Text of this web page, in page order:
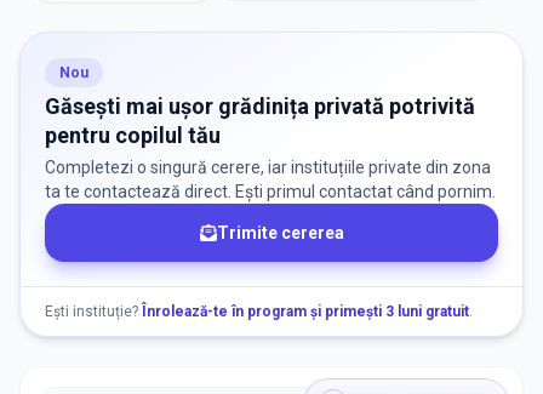
Nu există informații despre locuri libere
Nou
Găsești mai ușor grădinița privată potrivită
pentru copilul tău
Completezi o singură cerere, iar instituțiile private din zona
ta te contactează direct. Ești primul contactat când pornim.
Trimite cererea
Ești instituție? Înrolează-te în program și primești 3 luni gratuit.